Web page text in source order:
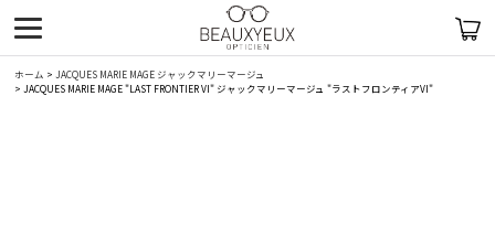
ホーム > JACQUES MARIE MAGE ジャックマリーマージュ
> JACQUES MARIE MAGE "LAST FRONTIER VI" ジャックマリーマージュ "ラストフロンティアVI"